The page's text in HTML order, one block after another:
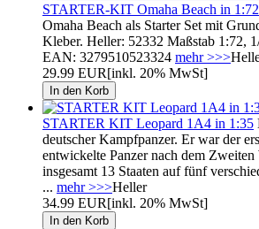
STARTER-KIT Omaha Beach in 1:72
Omaha Beach als Starter Set mit
Kleber. Heller: 52332 Maßstab 1:72,
EAN: 3279510523324 mehr >>>
29.99 EUR[inkl. 20% MwSt]
STARTER KIT Leopard 1A4 in 1:35
deutscher Kampfpanzer. Er war der
entwickelte Panzer nach dem
insgesamt 13 Staaten auf fünf
... mehr >>>Heller
34.99 EUR[inkl. 20% MwSt]